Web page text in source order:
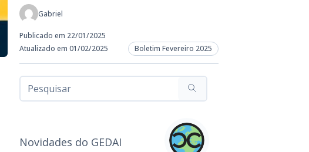
Gabriel
Publicado em 22/01/2025
Atualizado em 01/02/2025
Boletim Fevereiro 2025
Novidades do GEDAI